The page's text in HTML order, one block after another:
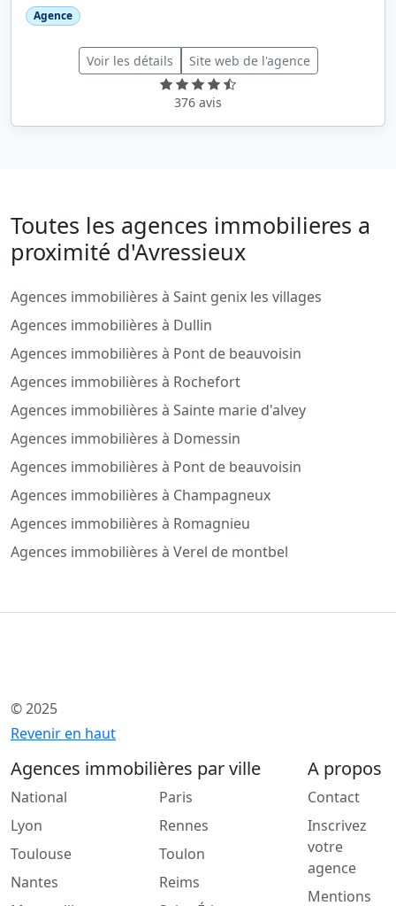
Agence
Voir les détails Site web de l'agence
376 avis
Toutes les agences immobilieres a
proximité d'Avressieux
Agences immobilières à Saint genix les villages
Agences immobilières à Dullin
Agences immobilières à Pont de beauvoisin
Agences immobilières à Rochefort
Agences immobilières à Sainte marie d'alvey
Agences immobilières à Domessin
Agences immobilières à Pont de beauvoisin
Agences immobilières à Champagneux
Agences immobilières à Romagnieu
Agences immobilières à Verel de montbel
© 2025
Revenir en haut
Agences immobilières par ville
National
Lyon
Toulouse
Nantes
Paris
Rennes
Toulon
Reims
A propos
Contact
Inscrivez
votre
agence
Mentions